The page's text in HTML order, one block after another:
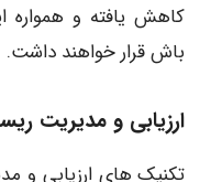
کاهش یافته و همواره
باش قرار خواهند داشت.
ارزیابی و مدیریت
تکنیک های ارزیابی و